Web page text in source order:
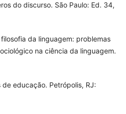
do discurso. São Paulo: Ed. 34,
e filosofia da linguagem: problemas
na ciência da linguagem.
de educação. Petrópolis, RJ: